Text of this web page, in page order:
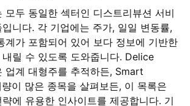
모두 동일한 섹터인 디스트리뷰션 서비
니다. 각 기업에는 주가, 일일 변동률,
계가 포함되어 있어 보다 정보에 기반한
릴 수 있도록 도와줍니다. Delice
업계 대형주를 추적하든, Smart
이 많은 종목을 살펴보든, 이 목록은
에 유용한 인사이트를 제공합니다. 기